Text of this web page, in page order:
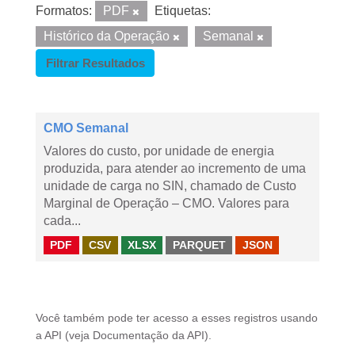
Formatos: PDF
Etiquetas:
Histórico da Operação
Semanal
Filtrar Resultados
CMO Semanal
Valores do custo, por unidade de energia
produzida, para atender ao incremento de uma
unidade de carga no SIN, chamado de Custo
Marginal de Operação – CMO. Valores para
cada...
PDF CSV XLSX PARQUET JSON
Você também pode ter acesso a esses registros usando
a API (veja Documentação da API ).